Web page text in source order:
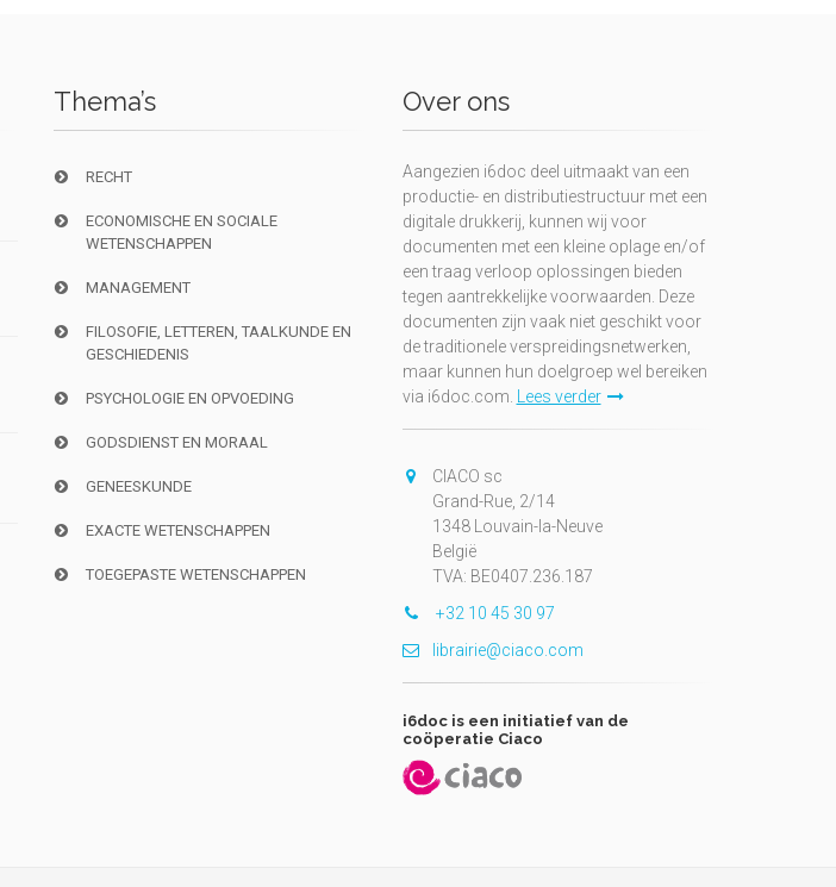
Thema’s
RECHT
ECONOMISCHE EN SOCIALE
WETENSCHAPPEN
MANAGEMENT
FILOSOFIE, LETTEREN, TAALKUNDE EN
GESCHIEDENIS
PSYCHOLOGIE EN OPVOEDING
GODSDIENST EN MORAAL
GENEESKUNDE
EXACTE WETENSCHAPPEN
TOEGEPASTE WETENSCHAPPEN
Over ons
Aangezien i6doc deel uitmaakt van een
productie- en distributiestructuur met een
digitale drukkerij, kunnen wij voor
documenten met een kleine oplage en/of
een traag verloop oplossingen bieden
tegen aantrekkelijke voorwaarden. Deze
documenten zijn vaak niet geschikt voor
de traditionele verspreidingsnetwerken,
maar kunnen hun doelgroep wel bereiken
via i6doc.com.
Lees verder
CIACO sc
Grand-Rue, 2/14
1348 Louvain-la-Neuve
België
TVA: BE0407.236.187
+32 10 45 30 97
librairie@ciaco.com
i6doc is een initiatief van de
coöperatie Ciaco